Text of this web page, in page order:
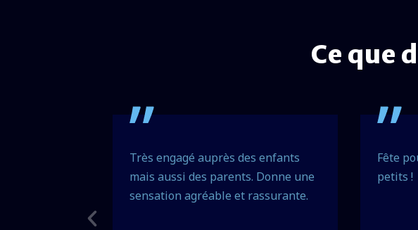
Ce que
Très engagé auprès des enfants
mais aussi des parents. Donne une
sensation agréable et rassurante.
Fête
petits !